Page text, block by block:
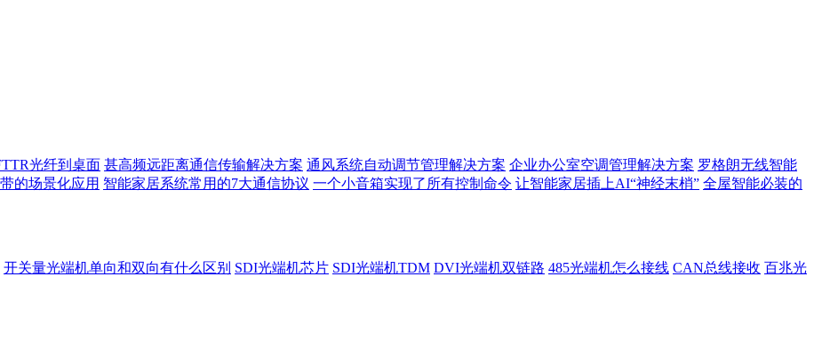
光纤到桌面 甚高频远距离通信传输解决方案 通风系统自动调节管理解决方案 企业办公室空调管理解决方案 罗格朗无线智能
的场景化应用 智能家居系统常用的7大通信协议 一个小音箱实现了所有控制命令 让智能家居插上AI“神经末梢” 全屋智能必装的
开关量光端机单向和双向有什么区别 SDI光端机芯片 SDI光端机TDM DVI光端机双链路 485光端机怎么接线 CAN总线接收 百兆光